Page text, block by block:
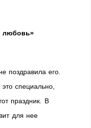
любовь»
поздравила его.
специально,
праздник. В
для нее